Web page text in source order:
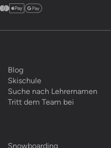
Blog
Skischule
Suche nach Lehrernamen
Tritt dem Team bei
Snowboarding